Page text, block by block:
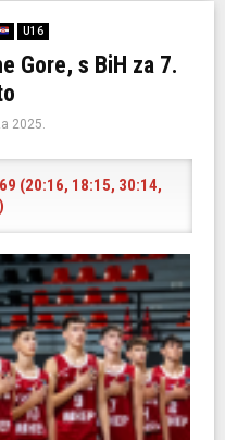
U16
Gore, s BiH za 7.
2025.
(20:16, 18:15, 30:14,